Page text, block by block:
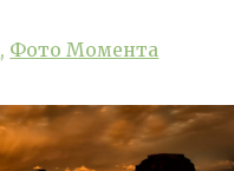
, Фото Момента